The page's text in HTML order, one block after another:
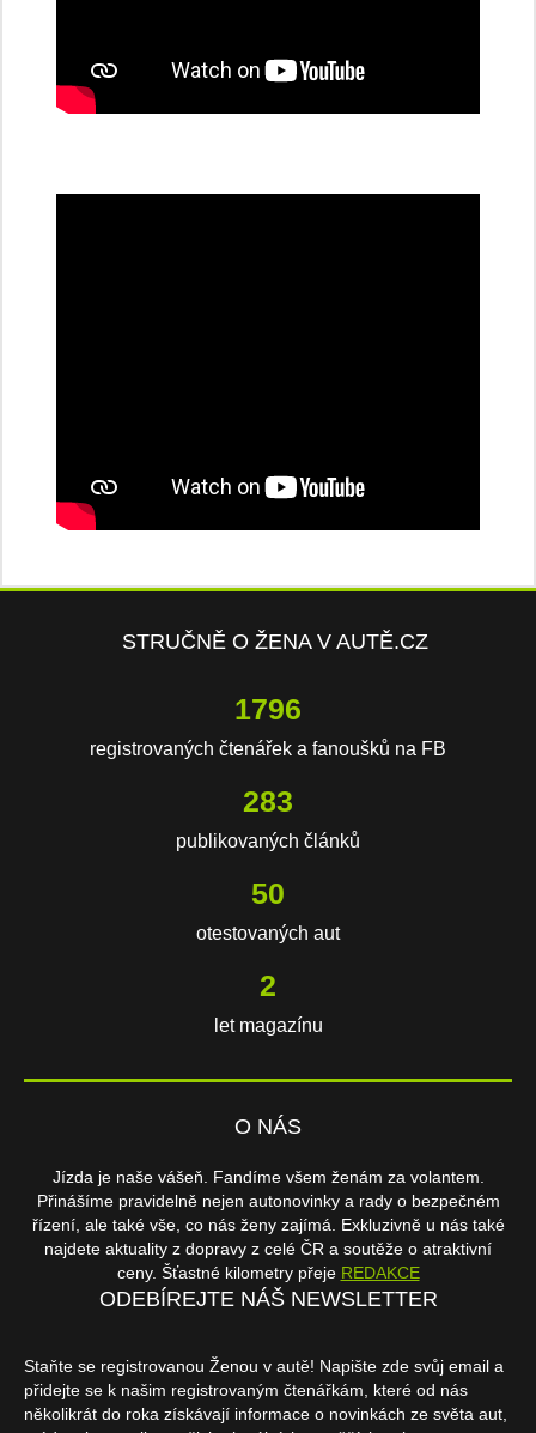
STRUČNĚ O ŽENA V AUTĚ.CZ
3976
registrovaných čtenářek a fanoušků na FB
628
publikovaných článků
110
otestovaných aut
3
let magazínu
O NÁS
Jízda je naše vášeň. Fandíme všem ženám za volantem.
Přinášíme pravidelně nejen autonovinky a rady o bezpečném
řízení, ale také vše, co nás ženy zajímá. Exkluzivně u nás také
najdete aktuality z dopravy z celé ČR a soutěže o atraktivní
ceny. Šťastné kilometry přeje REDAKCE
ODEBÍREJTE NÁŠ NEWSLETTER
Staňte se registrovanou Ženou v autě! Napište zde svůj email a
přidejte se k našim registrovaným čtenářkám, které od nás
několikrát do roka získávají informace o novinkách ze světa aut,